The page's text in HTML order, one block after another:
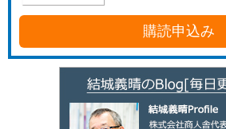
購読申込み